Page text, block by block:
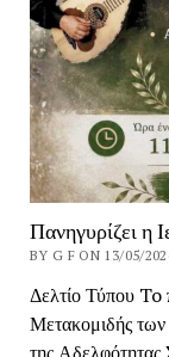
Πανηγυρίζει η
BY G F ON 13/05/
Δελτίο Τύπου To
Μετακομιδής